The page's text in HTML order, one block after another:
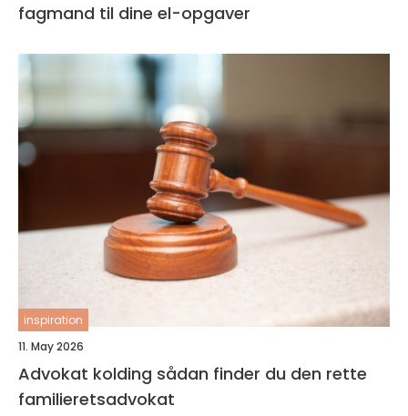
fagmand til dine el-opgaver
inspiration
11. May 2026
Advokat kolding sådan finder du den rette
familieretsadvokat